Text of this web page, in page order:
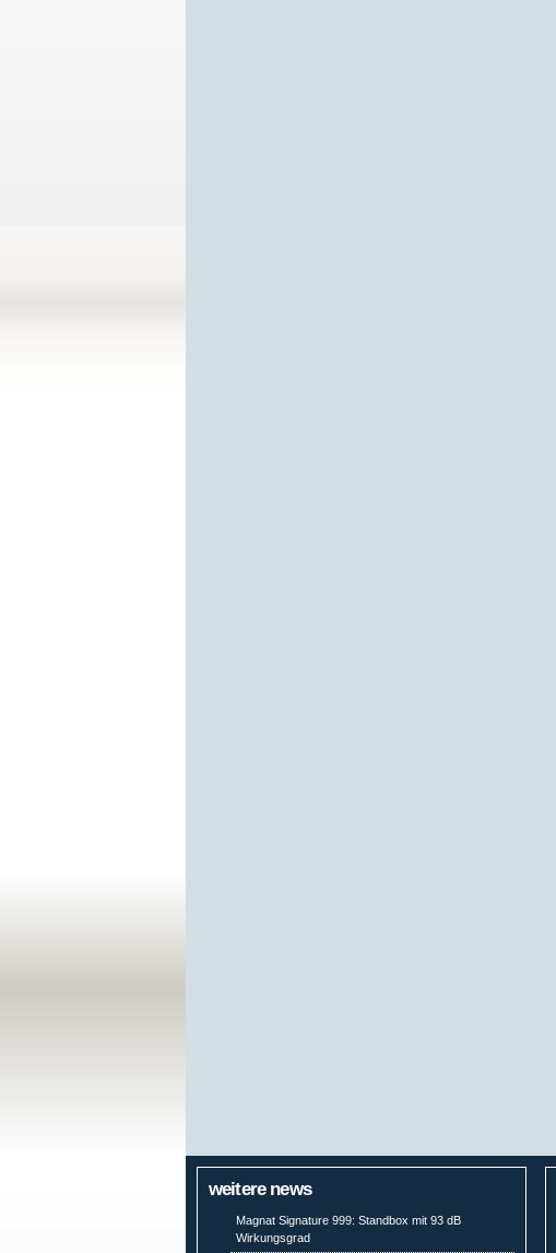
weitere news
Magnat Signature 999: Standbox mit 93 dB
Wirkungsgrad